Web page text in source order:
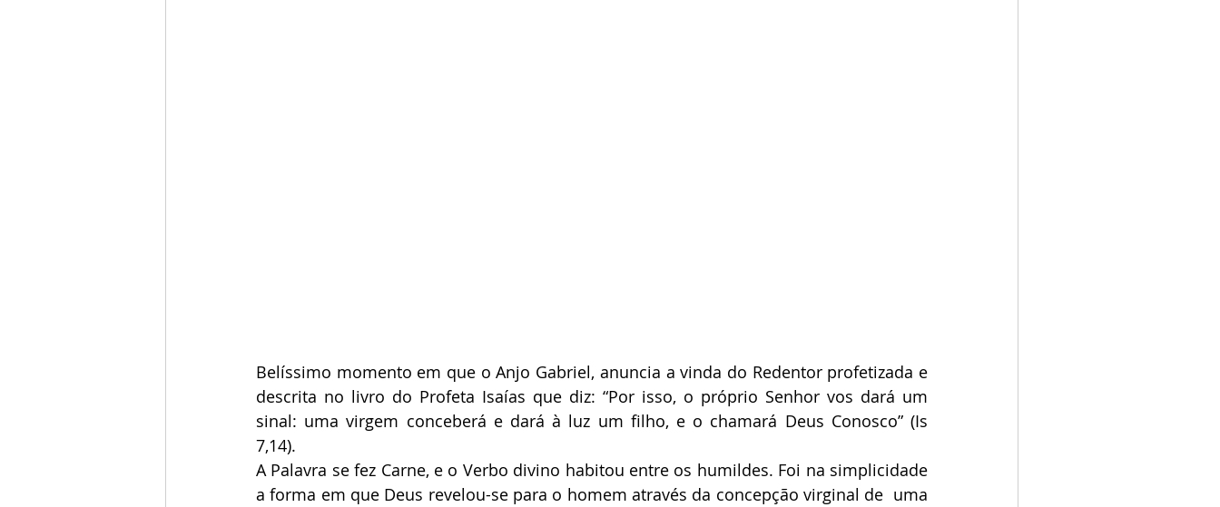
Belíssimo momento em que o Anjo Gabriel, anuncia a vinda do Redentor profetizada e
descrita no livro do Profeta Isaías que diz: “Por isso, o próprio Senhor vos dará um
sinal: uma virgem conceberá e dará à luz um filho, e o chamará Deus Conosco” (Is
7,14).
A Palavra se fez Carne, e o Verbo divino habitou entre os humildes. Foi na simplicidade
a forma em que Deus revelou-se para o homem através da concepção virginal de  uma